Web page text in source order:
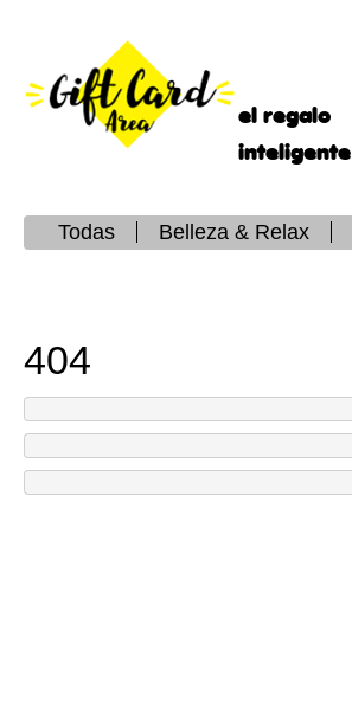
el regalo
inteligente
Todas Belleza & Relax
404